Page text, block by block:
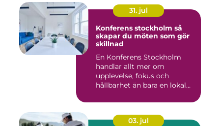
31. jul
Konferens stockholm så
skapar du möten som gör
skillnad
En Konferens Stockholm
handlar allt mer om
upplevelse, fokus och
hållbarhet än bara en lokal
03. jul